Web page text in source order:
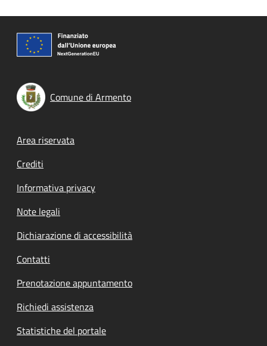
Comune di Armento
Footer menu
Area riservata
Crediti
Informativa privacy
Note legali
Dichiarazione di accessibilità
Contatti
Prenotazione appuntamento
Richiedi assistenza
Statistiche del portale